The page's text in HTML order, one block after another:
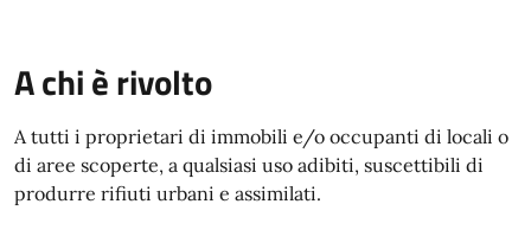
A chi è rivolto
A tutti i proprietari di immobili e/o occupanti di locali o
di aree scoperte, a qualsiasi uso adibiti, suscettibili di
produrre rifiuti urbani e assimilati.